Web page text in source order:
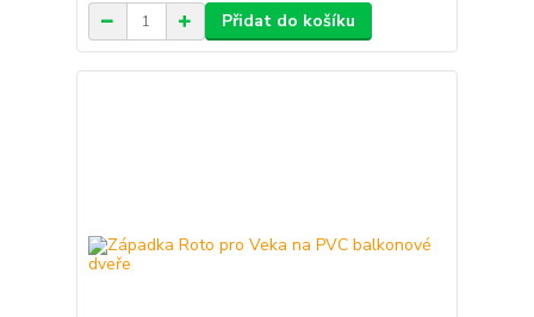
Přidat do košíku